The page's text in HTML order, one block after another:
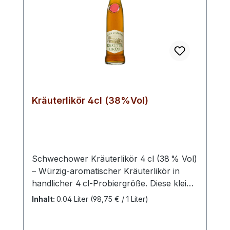
Geschmackserlebnis voller Wärme und
Eleganz.Likör Waldheidelbeere 0.5l
(22%Vol) - Fruchtige Beeren prägen den
Duft unseres Heidelbeerlikörs. Am
Gaumen glänzt dieser mit einer besonders
eleganten, fruchtigen und aromatischen
Kräuterlikör 4cl (38%Vol)
Schwechower Kräuterlikör 4 cl (38 % Vol)
– Würzig‑aromatischer Kräuterlikör in
handlicher 4 cl‑Probiergröße. Diese kleine
Abfüllung bietet dir den charaktervollen
Inhalt: 0.04 Liter (98,75 € / 1 Liter)